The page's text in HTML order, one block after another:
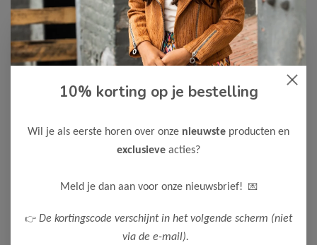
Cars Jeans -50%
12,50 24,99
104 116 128 152 164
176
10% korting op je bestelling
Wil je als eerste horen over onze nieuwste producten en
exclusieve acties?
Meld je dan aan voor onze nieuwsbrief! 💌
👉 De kortingscode verschijnt in het volgende scherm (niet
via de e-mail).